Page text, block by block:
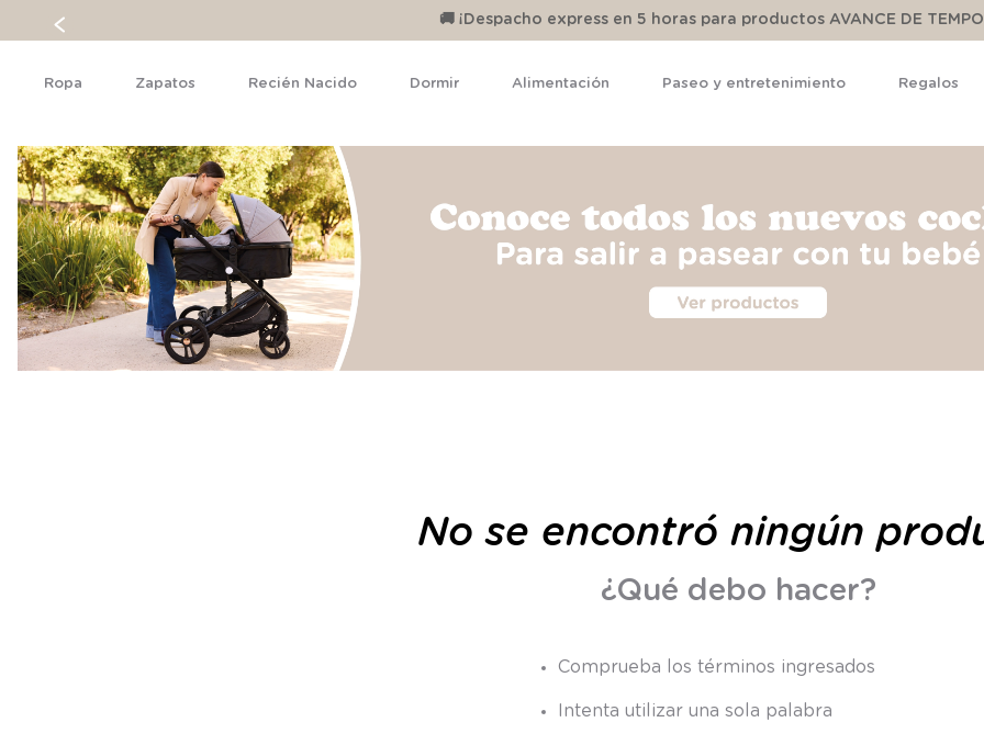
🚚 ¡Despacho express en 5 horas para productos AVANCE DE
Ropa Zapatos Recién Nacido Dormir Alimentación Paseo y entretenimiento Regalos
No se encontró ningún
¿Qué debo hacer?
Comprueba los términos ingresados
Intenta utilizar una sola palabra
TÉRMINOS MÁS BUSCADOS
2
calcetines
3.
zapatillas
4.
body
6.
panty
10. zapatillas niño